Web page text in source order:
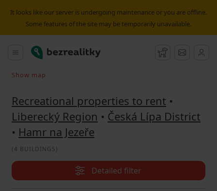
It looks like our server is undergoing maintenance or you are offline.
Some features of the site may be temporarily unavailable.
Main menu
Bezrealitky Watchdog
Search on the map
Show map
Recreational properties to rent •
Liberecký Region • Česká Lípa District
• Hamr na Jezeře
(4 BUILDINGS)
Detailed filter